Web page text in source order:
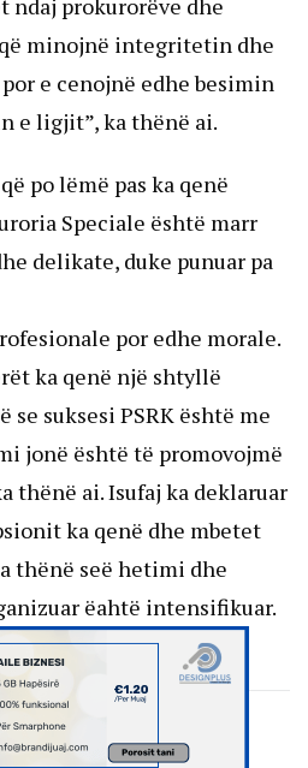
ndaj prokurorëve dhe
minojnë integritetin dhe
e cenojnë edhe besimin
e ligjit”, ka thënë ai.
po lëmë pas ka qenë
Speciale është marr
delikate, duke punuar pa
por edhe morale.
ka qenë një shtyllë
suksesi PSRK është me
jonë është të promovojmë
thënë ai. Isufaj ka deklaruar
ka qenë dhe mbetet
thënë seë hetimi dhe
ëahtë intensifikuar.